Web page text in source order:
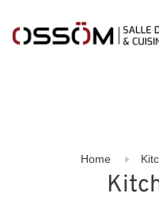
Home